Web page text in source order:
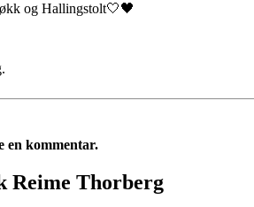
og Hallingstolt🤍🖤
en kommentar.
Reime Thorberg